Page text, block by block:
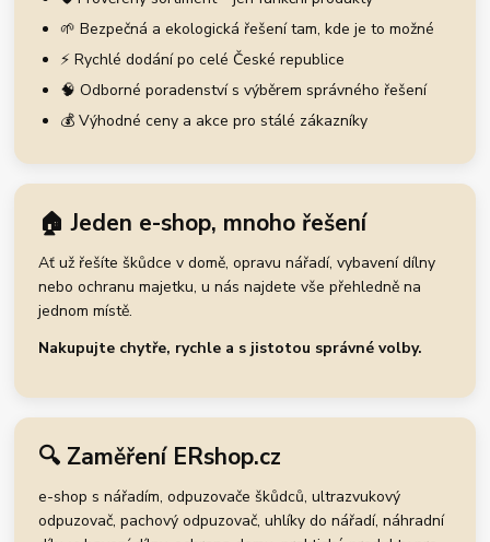
🌱 Bezpečná a ekologická řešení tam, kde je to možné
⚡ Rychlé dodání po celé České republice
🧠 Odborné poradenství s výběrem správného řešení
💰 Výhodné ceny a akce pro stálé zákazníky
🏠 Jeden e-shop, mnoho řešení
Ať už řešíte škůdce v domě, opravu nářadí, vybavení dílny
nebo ochranu majetku, u nás najdete vše přehledně na
jednom místě.
Nakupujte chytře, rychle a s jistotou správné volby.
🔍 Zaměření ERshop.cz
e-shop s nářadím, odpuzovače škůdců, ultrazvukový
odpuzovač, pachový odpuzovač, uhlíky do nářadí, náhradní